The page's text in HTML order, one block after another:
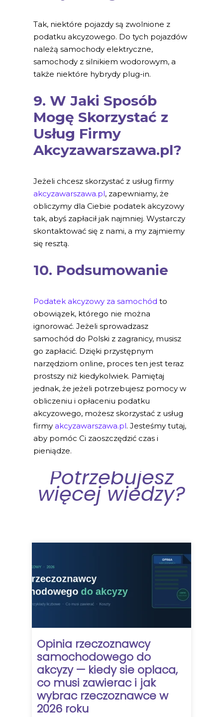
Tak, niektóre pojazdy są zwolnione z
podatku akcyzowego. Do tych pojazdów
należą samochody elektryczne,
samochody z silnikiem wodorowym, a
także niektóre hybrydy plug-in.
9. W Jaki Sposób
Mogę Skorzystać z
Usług Firmy
Akcyzawarszawa.pl?
Jeżeli chcesz skorzystać z usług firmy
akcyzawarszawa.pl, zapewniamy, że
obliczymy dla Ciebie podatek akcyzowy
tak, abyś zapłacił jak najmniej. Wystarczy
skontaktować się z nami, a my zajmiemy
się resztą.
10. Podsumowanie
Podatek akcyzowy za samochód to
obowiązek, którego nie można
ignorować. Jeżeli sprowadzasz
samochód do Polski z zagranicy, musisz
go zapłacić. Dzięki przystępnym
narzędziom online, proces ten jest teraz
prostszy niż kiedykolwiek. Pamiętaj
jednak, że jeżeli potrzebujesz pomocy w
obliczeniu i opłaceniu podatku
akcyzowego, możesz skorzystać z usług
firmy akcyzawarszawa.pl. Jesteśmy tutaj,
aby pomóc Ci zaoszczędzić czas i
pieniądze.
Potrzebujesz
więcej wiedzy?
Opinia rzeczoznawcy
samochodowego do
akcyzy — kiedy sie oplaca,
co musi zawierac i jak
wybrac rzeczoznawce w
2026 roku